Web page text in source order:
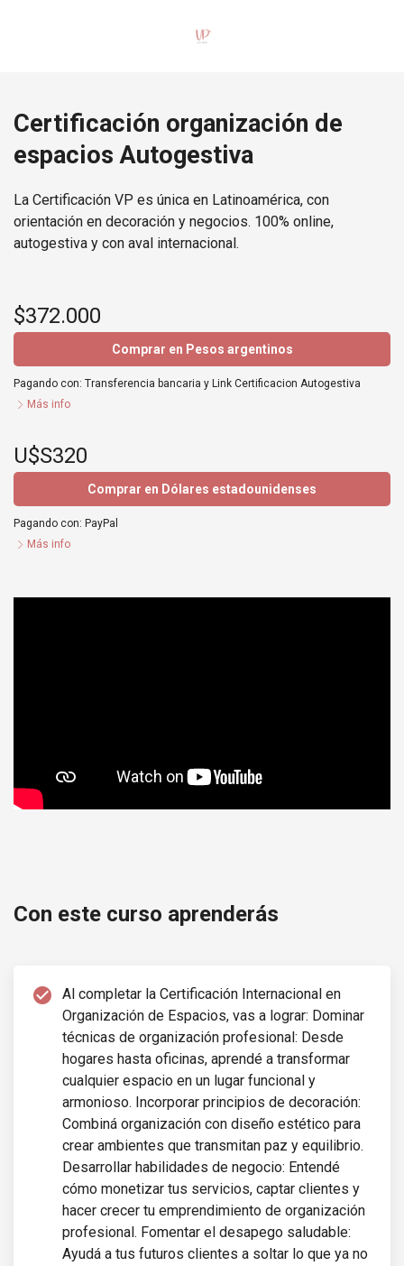
Certificación organización de
espacios Autogestiva
La Certificación VP es única en Latinoamérica, con
orientación en decoración y negocios. 100% online,
autogestiva y con aval internacional.
$372.000
Comprar en Pesos argentinos
Pagando con: Transferencia bancaria y Link Certificacion Autogestiva
Más info
U$S320
Comprar en Dólares estadounidenses
Pagando con: PayPal
Más info
Con este curso aprenderás
check_circle
Al completar la Certificación Internacional en
Organización de Espacios, vas a lograr: Dominar
técnicas de organización profesional: Desde
hogares hasta oficinas, aprendé a transformar
cualquier espacio en un lugar funcional y
armonioso. Incorporar principios de decoración:
Combiná organización con diseño estético para
crear ambientes que transmitan paz y equilibrio.
Desarrollar habilidades de negocio: Entendé
cómo monetizar tus servicios, captar clientes y
hacer crecer tu emprendimiento de organización
profesional. Fomentar el desapego saludable:
Ayudá a tus futuros clientes a soltar lo que ya no